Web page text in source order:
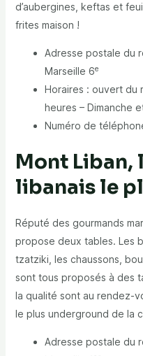
d’aubergines, keftas et
frites maison !
Adresse postale du
Marseille 6e
Horaires : ouvert du
heures – Dimanche
Numéro de
Mont Liban,
libanais le
Réputé des gourmands
propose deux tables. Les
tzatziki, les chaussons,
sont tous proposés à des
la qualité sont au rendez-
le plus underground de la
Adresse postale du